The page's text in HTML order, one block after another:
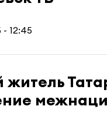
- 12:45
житель